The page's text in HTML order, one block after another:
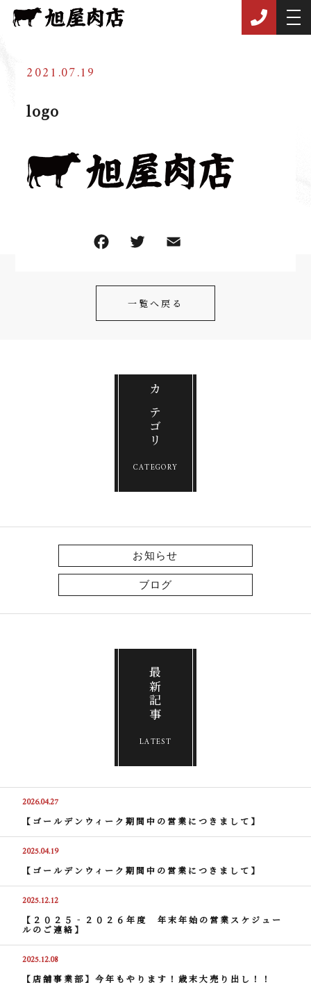
2021.07.19
logo
F
c
e
o
T
itt
er
ai
一覧へ戻る
カテゴリ
CATEGORY
お知らせ
ブログ
最新記事
LATEST
2026.04.27
【ゴールデンウィーク期間中の営業につきまして】
2025.04.19
【ゴールデンウィーク期間中の営業につきまして】
2025.12.12
【２０２５‐２０２６年度 年末年始の営業スケジュー
ルのご連絡】
2025.12.08
【店舗事業部】今年もやります！歳末大売り出し！！